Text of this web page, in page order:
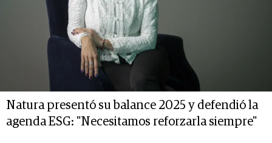
Natura presentó su balance 2025 y defendió la
agenda ESG: "Necesitamos reforzarla siempre"